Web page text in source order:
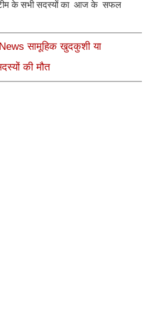
टीम के सभी सदस्यों का आज के सफल
सामूहिक खुदकुशी या
की मौत